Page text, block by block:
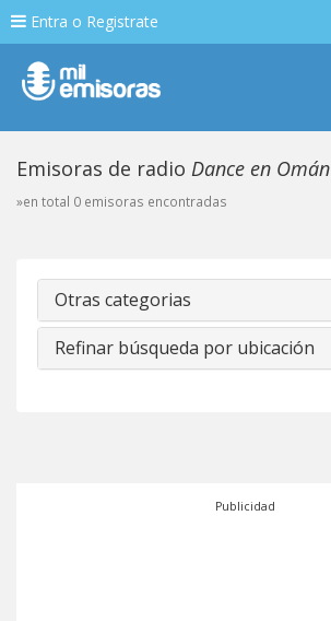
Entra o Registrate
Emisoras de radio Dance en Omán
»en total 0 emisoras encontradas
Otras categorias
Refinar búsqueda por ubicación
Publicidad